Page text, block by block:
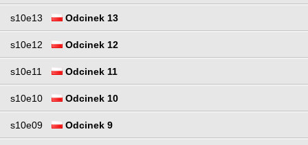
s10e13 Odcinek 13
s10e12 Odcinek 12
s10e11 Odcinek 11
s10e10 Odcinek 10
s10e09 Odcinek 9